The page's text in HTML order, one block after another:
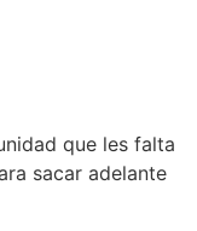
que les falta
sacar adelante